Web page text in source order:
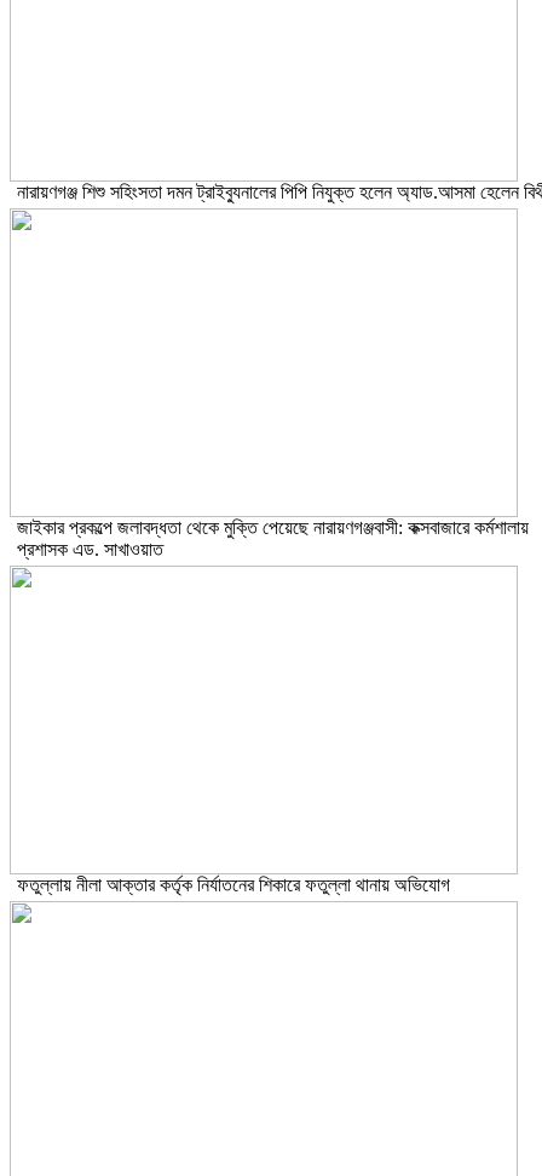
নারায়ণগঞ্জ শিশু সহিংসতা দমন ট্রাইব্যুনালের পিপি নিযুক্ত হলেন অ্যাড.আসমা হেলেন
জাইকার প্রকল্পে জলাবদ্ধতা থেকে মুক্তি পেয়েছে নারায়ণগঞ্জবাসী: কক্সবাজারে কর্মশালায়
প্রশাসক এড. সাখাওয়াত
ফতুল্লায় নীলা আক্তার কর্তৃক নির্যাতনের শিকারে ফতুল্লা থানায় অভিযোগ